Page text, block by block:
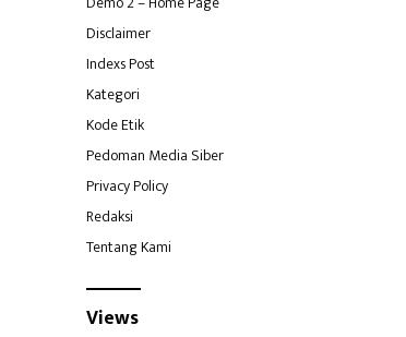
Disclaimer
Indexs Post
Kategori
Kode Etik
Pedoman Media Siber
Privacy Policy
Redaksi
Tentang Kami
Views